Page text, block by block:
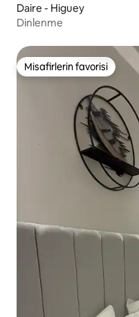
Daire - Higuey
Dinlenme
Misafirlerin favorisi
Misafirlerin favorisi